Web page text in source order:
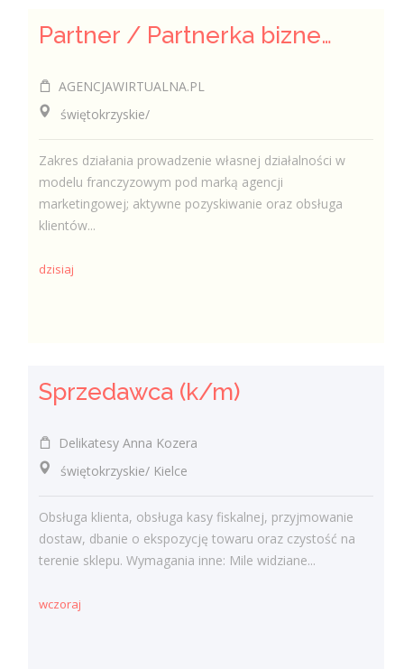
Partner / Partnerka biznesowa – agencja marketingu internetowego (model franczyzowy)
AGENCJAWIRTUALNA.PL
świętokrzyskie/
Zakres działania prowadzenie własnej działalności w
modelu franczyzowym pod marką agencji
marketingowej; aktywne pozyskiwanie oraz obsługa
klientów...
dzisiaj
Sprzedawca (k/m)
Delikatesy Anna Kozera
świętokrzyskie/ Kielce
Obsługa klienta, obsługa kasy fiskalnej, przyjmowanie
dostaw, dbanie o ekspozycję towaru oraz czystość na
terenie sklepu. Wymagania inne: Mile widziane...
wczoraj